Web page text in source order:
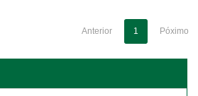
Anterior 1 Póximo